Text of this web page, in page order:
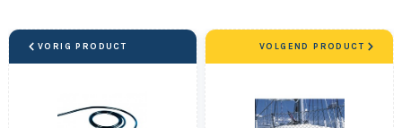
VORIG PRODUCT VOLGEND PRODUCT